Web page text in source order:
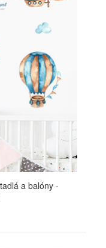
a balóny -